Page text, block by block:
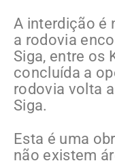
A interdição é
a rodovia
Siga, entre os
concluída a
rodovia volta
Siga.
Esta é uma
não existem